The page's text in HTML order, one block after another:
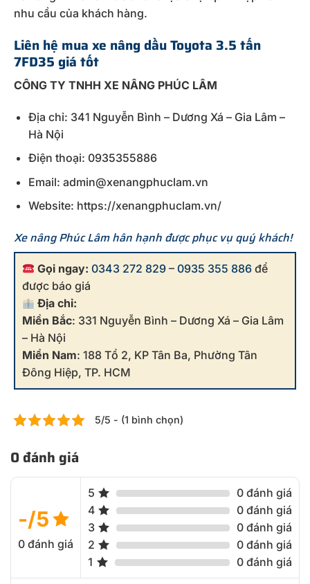
nhu cầu của khách hàng.
Liên hệ mua xe nâng dầu Toyota 3.5 tấn
7FD35 giá tốt
CÔNG TY TNHH XE NÂNG PHÚC LÂM
Địa chỉ: 341 Nguyễn Bình – Dương Xá – Gia Lâm –
Hà Nội
Điện thoại: 0935355886
Email: admin@xenangphuclam.vn
Website: https://xenangphuclam.vn/
Xe nâng Phúc Lâm hân hạnh được phục vụ quý khách!
Gọi ngay: 0343 272 829 –0935 355 886 để
được báo giá
Địa chỉ:
Miền Bắc: 331 Nguyễn Bình – Dương Xá – Gia Lâm
– Hà Nội
Miền Nam: 188 Tổ 2, KP Tân Ba, Phường Tân
Đông Hiệp, TP. HCM
5/5 - (1 bình chọn)
0 đánh giá
-/5
0 đánh giá
5
0 đánh giá
4
0 đánh giá
3
0 đánh giá
2
0 đánh giá
1
0 đánh giá